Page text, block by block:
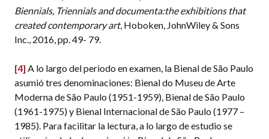
Biennials, Triennials and documenta:the exhibitions that
created contemporary art, Hoboken, JohnWiley & Sons
Inc., 2016, pp. 49- 79.
[4] A lo largo del periodo en examen, la Bienal de São Paulo
asumió tres denominaciones: Bienal do Museu de Arte
Moderna de São Paulo (1951-1959), Bienal de São Paulo
(1961-1975) y Bienal Internacional de São Paulo (1977 –
1985). Para facilitar la lectura, a lo largo de estudio se